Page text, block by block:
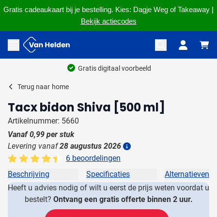
Gratis cadeaukaart bij je bestelling. Kies: Dagje Weg of Takeaway |
Bekijk actiecodes
Ga naar de inhoud
Menu openen
Gratis digitaal voorbeeld
Terug naar home
Tacx bidon Shiva [500 ml]
Artikelnummer: 5660
Vanaf0,99 per stuk
Levering vanaf28 augustus 2026
6 beoordelingen
Beschrijving
Specificaties
Alternatieven
Heeft u advies nodig of wilt u eerst de prijs weten voordat u
bestelt? Ontvang een gratis offerte binnen 2 uur.